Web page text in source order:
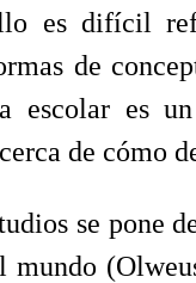
es difícil
de
escolar es
de cómo
se pone
mundo